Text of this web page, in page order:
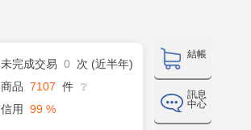
結帳
訊息
中心
未完成交易 0
次 (近半年)
商品 7107 件 ❔
信用 99 %